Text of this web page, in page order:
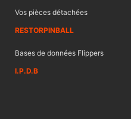
Vos pièces détachées
RESTORPINBALL
Bases de données Flippers
I.P.D.B